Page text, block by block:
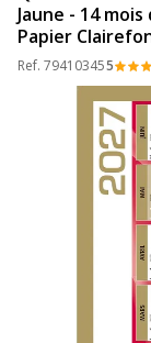
Jaune - 14
Papier
Ref. 794103455